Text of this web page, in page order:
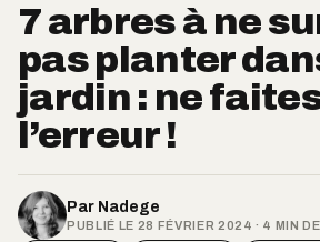
7 arbres à ne
pas planter
jardin : ne
l’erreur !
Par Nadege
PUBLIÉ LE 28 FÉVRIER 2024 · 4 MIN